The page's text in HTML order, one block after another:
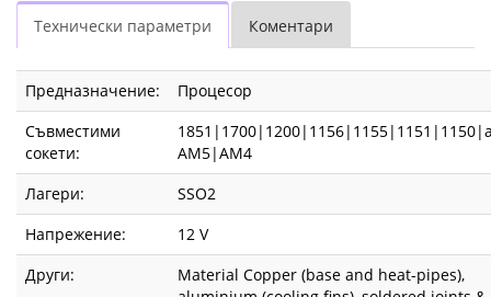
Технически параметри Коментари
Предназначение:
Процесор
Съвместими
сокети:
AM5|AM4
Лагери:
SSO2
Напрежение:
12 V
Други:
Material Copper (base and heat-pipes),